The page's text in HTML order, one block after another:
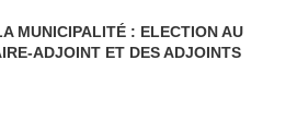
MUNICIPALITÉ : ELECTION AU
ADJOINT ET DES ADJOINTS